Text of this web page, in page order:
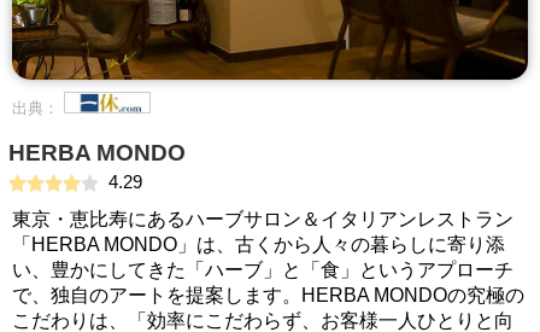
出典：
HERBA MONDO
4.29
東京・恵比寿にあるハーブサロン＆イタリアンレストラン
「HERBA MONDO」は、古くから人々の暮らしに寄り添
い、豊かにしてきた「ハーブ」と「食」というアプローチ
で、独自のアートを提案します。HERBA MONDOの究極の
こだわりは、「効率にこだわらず、お客様一人ひとりと向